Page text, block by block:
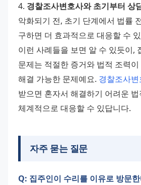
4. 경찰조사변호사와 초기부터 상
악화되기 전, 초기 단계에서 법률
구하면 더 효과적으로 대응할 수
이런 사례들을 보면 알 수 있듯이,
문제는 적절한 증거와 법적 조력
해결 가능한 문제예요. 경찰조사
받으면 혼자서 해결하기 어려운
체계적으로 대응할 수 있답니다.
자주 묻는 질문
Q: 집주인이 수리를 이유로 방문